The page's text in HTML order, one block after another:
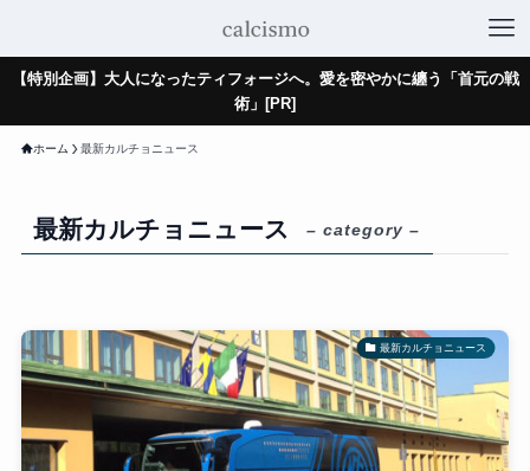
【特別企画】大人になったティフォージへ。愛を密やかに纏う「首元の戦
術」[PR]
ホーム 最新カルチョニュース
最新カルチョニュース – category –
最新カルチョニュース